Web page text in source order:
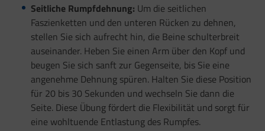
Seitliche Rumpfdehnung: Um die seitlichen
Faszienketten und den unteren Rücken zu dehnen,
stellen Sie sich aufrecht hin, die Beine schulterbreit
auseinander. Heben Sie einen Arm über den Kopf und
beugen Sie sich sanft zur Gegenseite, bis Sie eine
angenehme Dehnung spüren. Halten Sie diese Position
für 20 bis 30 Sekunden und wechseln Sie dann die
Seite. Diese Übung fördert die Flexibilität und sorgt für
eine wohltuende Entlastung des Rumpfes.